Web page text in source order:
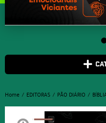
Home EDITORAS PÃO DIÁRIO